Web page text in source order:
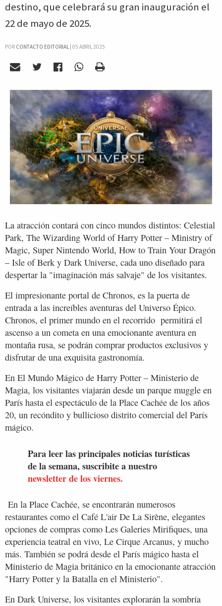
destino, que celebrará su gran inauguración el
22 de mayo de 2025.
POR CONTACTO EDITORIAL| 05 ABRIL 2025
La atracción contará con cinco mundos distintos: Celestial
Park, The Wizarding World of Harry Potter – Ministry of
Magic, Super Nintendo World, How to Train Your Dragón
– Isle of Berk y Dark Universe, cada uno diseñado para
despertar la "imaginación más salvaje" de los visitantes.
El impresionante portal de Chronos, es la puerta de
entrada a las increíbles aventuras del Universo Épico.
Chronos, el primer mundo en el recorrido permitirá el
ascenso a un cometa en una emocionante aventura en
montaña rusa, se podrán comprar productos exclusivos y
disfrutar de una exquisita gastronomía.
En El Mundo Mágico de Harry Potter – Ministerio de
Magia, los visitantes viajarán desde un parque muggle en
París hasta el espectáculo de la Place Cachée de los años
20, un recóndito y bullicioso distrito comercial del París
mágico.
Para leer las principales noticias turísticas
de la semana, suscribite a nuestro
newsletter de los viernes.
En la Place Cachée, se encontrarán numerosos
restaurantes como el Café L'air De La Sirène, elegantes
opciones de compras como Les Galeries Mirifiques, una
experiencia teatral en vivo, Le Cirque Arcanus, y mucho
más. También se podrá desde el París mágico hasta el
Ministerio de Magia británico en la emocionante atracción
"Harry Potter y la Batalla en el Ministerio".
En Dark Universe, los visitantes explorarán la sombría